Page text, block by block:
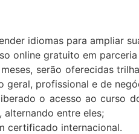
idiomas para ampliar
online gratuito em parceria
serão oferecidas
geral, profissional e de
o acesso ao curso
entre eles;
certificado internacional.